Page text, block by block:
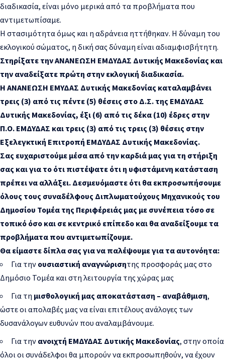
διαδικασία, είναι μόνο μερικά από τα προβλήματα που
αντιμετωπίσαμε.
Η στασιμότητα όμως και η αδράνεια ηττήθηκαν. Η δύναμη του
εκλογικού σώματος, η δική σας δύναμη είναι αδιαμφισβήτητη.
Στηρίξατε την ΑΝΑΝΕΩΣΗ ΕΜΔΥΔΑΣ Δυτικής Μακεδονίας και
την αναδείξατε πρώτη στην εκλογική διαδικασία.
Η ΑΝΑΝΕΩΣΗ ΕΜΥΔΑΣ Δυτικής Μακεδονίας καταλαμβάνει
τρεις (3) από τις πέντε (5) θέσεις στο Δ.Σ. της ΕΜΔΥΔΑΣ
Δυτικής Μακεδονίας, έξι (6) από τις δέκα (10) έδρες στην
Π.Ο. ΕΜΔΥΔΑΣ και τρεις (3) από τις τρεις (3) θέσεις στην
Εξελεγκτική Επιτροπή ΕΜΔΥΔΑΣ Δυτικής Μακεδονίας.
Σας ευχαριστούμε μέσα από την καρδιά μας για τη στήριξη
σας και για το ότι πιστέψατε ότι η υφιστάμενη κατάσταση
πρέπει να αλλάξει. Δεσμευόμαστε ότι θα εκπροσωπήσουμε
όλους τους συναδέλφους Διπλωματούχους Μηχανικούς του
Δημοσίου Τομέα της Περιφέρειάς μας με συνέπεια τόσο σε
τοπικό όσο και σε κεντρικό επίπεδο και θα αναδείξουμε τα
προβλήματα που αντιμετωπίζουμε.
Θα είμαστε δίπλα σας για να παλέψουμε για τα αυτονόητα:
Για την ουσιαστική αναγνώρισητης προσφοράς μας στο
Δημόσιο Τομέα και στη λειτουργία της χώρας μας
Για τη μισθολογική μας αποκατάσταση – αναβάθμιση,
ώστε οι απολαβές μας να είναι επιτέλους ανάλογες των
δυσανάλογων ευθυνών που αναλαμβάνουμε.
Για την ανοιχτή ΕΜΔΥΔΑΣ Δυτικής Μακεδονίας, στην οποία
όλοι οι συνάδελφοι θα μπορούν να εκπροσωπηθούν, να έχουν